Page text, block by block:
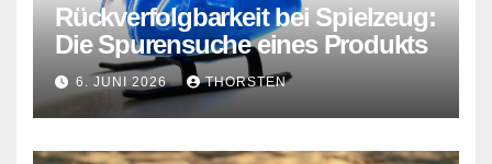
Rückverfolgbarkeit bei Spielzeug:
Die Spurensuche eines Produkts
6. JUNI 2026 THORSTEN